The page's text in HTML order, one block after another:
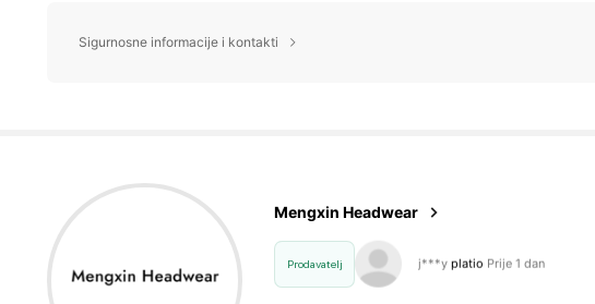
Sigurnosne informacije i kontakti
Mengxin Headwear
Prodavatelj M***aje pratioPrije 1 dan